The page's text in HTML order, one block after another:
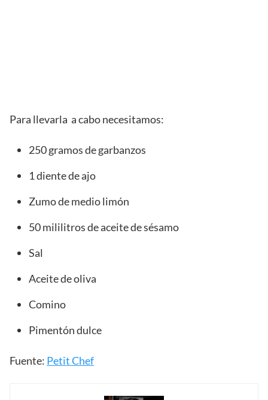
Para llevarla a cabo necesitamos:
250 gramos de garbanzos
1 diente de ajo
Zumo de medio limón
50 mililitros de aceite de sésamo
Sal
Aceite de oliva
Comino
Pimentón dulce
Fuente: Petit Chef